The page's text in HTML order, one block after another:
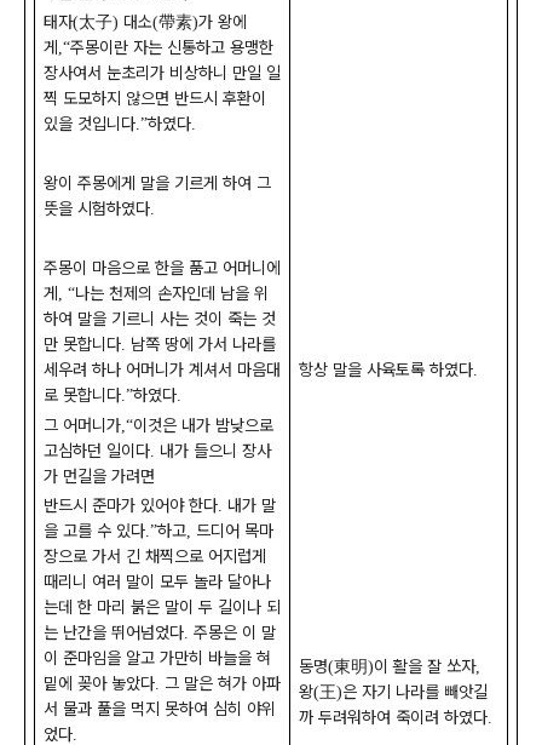
태자(太子) 대소(帶素)가 왕에
게 ,“주몽이란 자는 신통하고 용맹한
장사여서 눈초리가 비상하니 만일 일
찍 도모하지 않으면 반드시 후환이
있을 것입니다.”하였다.
왕이 주몽에게 말을 기르게 하여 그
뜻을 시험하였다.
주몽이 마음으로 한을 품고 어머니에
게 , “나는 천제의 손자인데 남을 위
하여 말을 기르니 사는 것이 죽는 것
만 못합니다. 남쪽 땅에 가서 나라를
세우려 하나 어머니가 계셔서 마음대
로 못합니다.”하였다.
그 어머니가,“이것은 내가 밤낮으로
고심하던 일이다. 내가 들으니 장사
가 먼길을 가려면
반드시 준마가 있어야 한다. 내가 말
을 고를 수 있다.”하고, 드디어 목마
장으로 가서 긴 채찍으로 어지럽게
때리니 여러 말이 모두 놀라 달아나
는데 한 마리 붉은 말이 두 길이나 되
는 난간을 뛰어넘었다. 주몽은 이 말
이 준마임을 알고 가만히 바늘을 혀
밑에 꽂아 놓았다. 그 말은 혀가 아파
서 물과 풀을 먹지 못하여 심히 야위
었다.
항상 말을 사육토록 하였다.
동명(東明)이 활을 잘 쏘자,
왕(王)은 자기 나라를 빼앗길
까 두려워하여 죽이려 하였다.